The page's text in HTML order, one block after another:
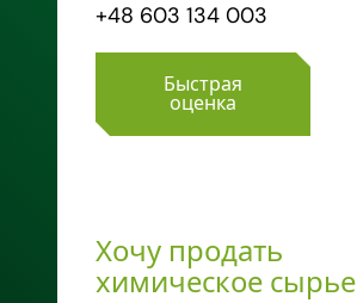
+48 603 134 003
Быстрая
оценка
Хочу продать
химическое сырье